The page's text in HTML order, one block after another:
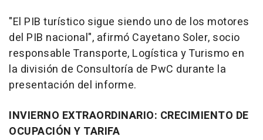
"El PIB turístico sigue siendo uno de los motores
del PIB nacional", afirmó Cayetano Soler, socio
responsable Transporte, Logística y Turismo en
la división de Consultoría de PwC durante la
presentación del informe.
INVIERNO EXTRAORDINARIO: CRECIMIENTO DE
OCUPACIÓN Y TARIFA